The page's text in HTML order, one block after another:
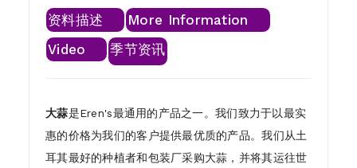
资料描述
More Information
Video
季节资讯
大蒜是Eren's最通用的产品之一。我们致力于以最实
惠的价格为我们的客户提供最优质的产品。我们从土
耳其最好的种植者和包装厂采购大蒜，并将其运往世